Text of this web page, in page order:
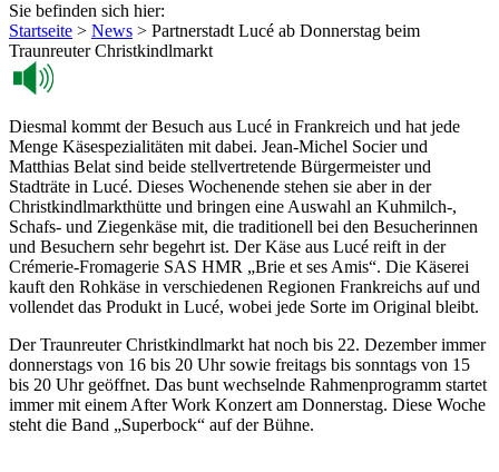
Sie befinden sich hier:
Startseite > News > Partnerstadt Lucé ab Donnerstag beim
Traunreuter Christkindlmarkt
Diesmal kommt der Besuch aus Lucé in Frankreich und hat jede
Menge Käsespezialitäten mit dabei. Jean-Michel Socier und
Matthias Belat sind beide stellvertretende Bürgermeister und
Stadträte in Lucé. Dieses Wochenende stehen sie aber in der
Christkindlmarkthütte und bringen eine Auswahl an Kuhmilch-,
Schafs- und Ziegenkäse mit, die traditionell bei den Besucherinnen
und Besuchern sehr begehrt ist. Der Käse aus Lucé reift in der
Crémerie-Fromagerie SAS HMR „Brie et ses Amis“. Die Käserei
kauft den Rohkäse in verschiedenen Regionen Frankreichs auf und
vollendet das Produkt in Lucé, wobei jede Sorte im Original bleibt.
Der Traunreuter Christkindlmarkt hat noch bis 22. Dezember immer
donnerstags von 16 bis 20 Uhr sowie freitags bis sonntags von 15
bis 20 Uhr geöffnet. Das bunt wechselnde Rahmenprogramm startet
immer mit einem After Work Konzert am Donnerstag. Diese Woche
steht die Band „Superbock“ auf der Bühne.